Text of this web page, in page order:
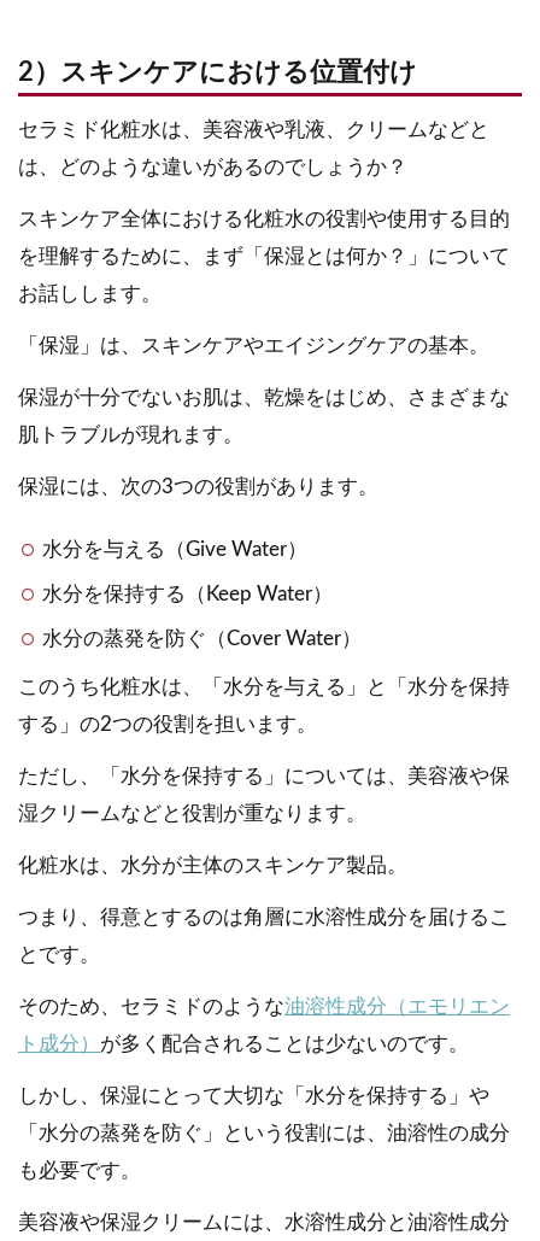
2）スキンケアにおける位置付け
セラミド化粧水は、美容液や乳液、クリームなどと
は、どのような違いがあるのでしょうか？
スキンケア全体における化粧水の役割や使用する目的
を理解するために、まず「保湿とは何か？」について
お話しします。
「保湿」は、スキンケアやエイジングケアの基本。
保湿が十分でないお肌は、乾燥をはじめ、さまざまな
肌トラブルが現れます。
保湿には、次の3つの役割があります。
水分を与える（Give Water）
水分を保持する（Keep Water）
水分の蒸発を防ぐ（Cover Water）
このうち化粧水は、「水分を与える」と「水分を保持
する」の2つの役割を担います。
ただし、「水分を保持する」については、美容液や保
湿クリームなどと役割が重なります。
化粧水は、水分が主体のスキンケア製品。
つまり、得意とするのは角層に水溶性成分を届けるこ
とです。
そのため、セラミドのような油溶性成分（エモリエン
ト成分） が多く配合されることは少ないのです。
しかし、保湿にとって大切な「水分を保持する」や
「水分の蒸発を防ぐ」という役割には、油溶性の成分
も必要です。
美容液や保湿クリームには、水溶性成分と油溶性成分